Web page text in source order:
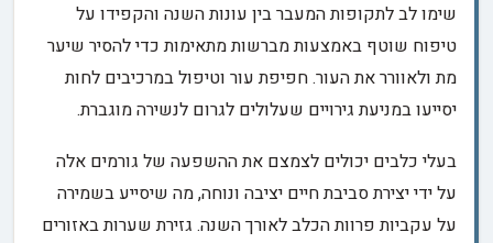
שימו לב לתקופות המעבר בין עונות השנה והקפידו על
טיפוח שוטף באמצעות מברשות מתאימות כדי להסיר שיער
מת ולאוורר את העור. חפיפת עור וטיפול במרכיבים לחות
יסייעו במניעת גירויים שעלולים לגרום לנשירה מוגברת.
בעלי כלבים יכולים לצמצם את ההשפעה של גורמים אלה
על ידי יצירת סביבת חיים יציבה ונוחה, מה שיסייע בשמירה
על עקביות פרוות הכלב לאורך השנה. גזירת שערות באזורים